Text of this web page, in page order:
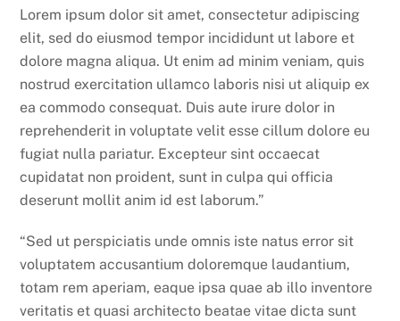
Lorem ipsum dolor sit amet, consectetur adipiscing
elit, sed do eiusmod tempor incididunt ut labore et
dolore magna aliqua. Ut enim ad minim veniam, quis
nostrud exercitation ullamco laboris nisi ut aliquip ex
ea commodo consequat. Duis aute irure dolor in
reprehenderit in voluptate velit esse cillum dolore eu
fugiat nulla pariatur. Excepteur sint occaecat
cupidatat non proident, sunt in culpa qui officia
deserunt mollit anim id est laborum.”
“Sed ut perspiciatis unde omnis iste natus error sit
voluptatem accusantium doloremque laudantium,
totam rem aperiam, eaque ipsa quae ab illo inventore
veritatis et quasi architecto beatae vitae dicta sunt